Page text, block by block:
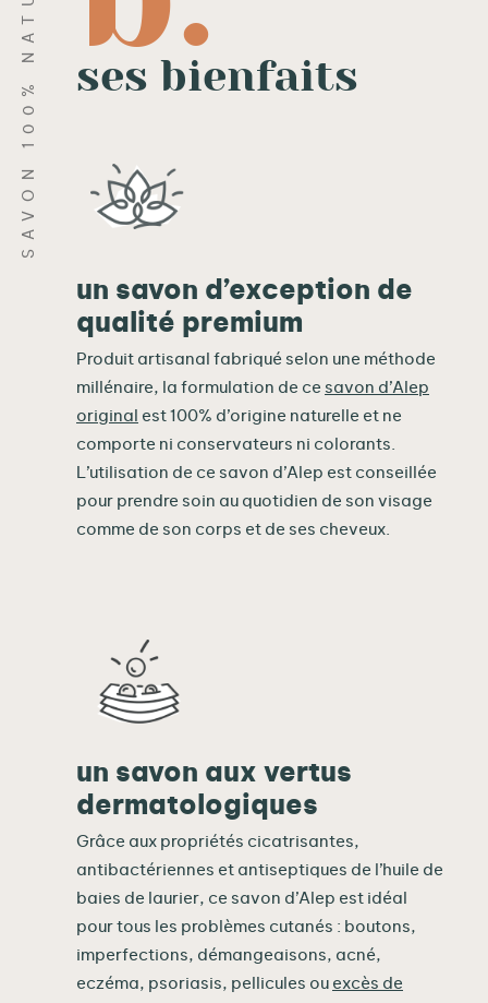
r
i
SAVON 100% NATUREL ses bienfaits
un savon d’exception de
qualité premium
Produit artisanal fabriqué selon une méthode
millénaire, la formulation de ce savon d’Alep
original est 100% d’origine naturelle et ne
comporte ni conservateurs ni colorants.
L’utilisation de ce savon d’Alep est conseillée
pour prendre soin au quotidien de son visage
comme de son corps et de ses cheveux.
un savon aux vertus
dermatologiques
Grâce aux propriétés cicatrisantes,
antibactériennes et antiseptiques de l’huile de
baies de laurier, ce savon d’Alep est idéal
pour tous les problèmes cutanés : boutons,
imperfections, démangeaisons, acné,
eczéma, psoriasis, pellicules ou excès de